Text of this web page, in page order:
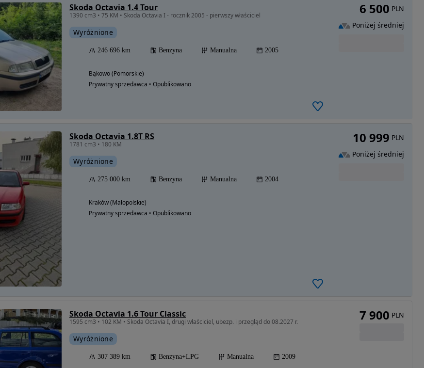
Skoda Octavia 1.4 Tour
1390 cm3 • 75 KM • Skoda Octavia I - rocznik 2005 - pierwszy właściciel
Wyróżnione
246 696 km Benzyna Manualna 2005
Bąkowo (Pomorskie)
Prywatny sprzedawca • Opublikowano
6 500 PLN
Poniżej średniej
Skoda Octavia 1.8T RS
1781 cm3 • 180 KM
Wyróżnione
275 000 km Benzyna Manualna 2004
Kraków (Małopolskie)
Prywatny sprzedawca • Opublikowano
10 999 PLN
Poniżej średniej
Skoda Octavia 1.6 Tour Classic
1595 cm3 • 102 KM • Skoda Octavia I, drugi właściciel, ubezp. i przegląd do 08.2027 r.
Wyróżnione
307 389 km Benzyna+LPG Manualna 2009
7 900 PLN